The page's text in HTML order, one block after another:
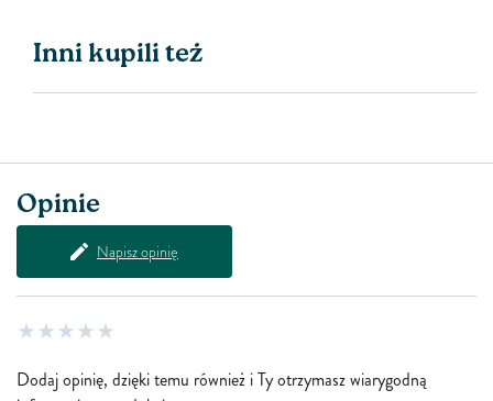
Inni kupili też
Opinie
Napisz opinię
Dodaj opinię, dzięki temu również i Ty otrzymasz wiarygodną